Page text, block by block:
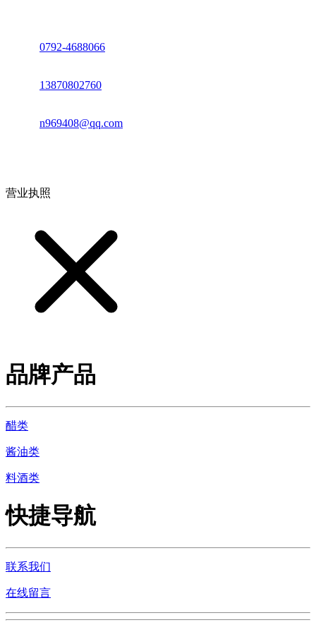
0792-4688066
13870802760
n969408@qq.com
营业执照
品牌产品
醋类
酱油类
料酒类
快捷导航
联系我们
在线留言